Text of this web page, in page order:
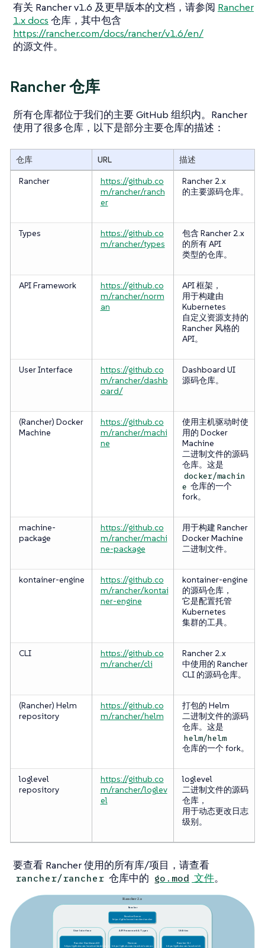
有关 Rancher v1.6 及更早版本的文档，请参阅 Rancher
1.x docs 仓库，其中包含
https://rancher.com/docs/rancher/v1.6/en/
的源文件。
Rancher 仓库
所有仓库都位于我们的主要 GitHub 组织内。Rancher
使用了很多仓库，以下是部分主要仓库的描述：
仓库 URL
描述
Rancher
https://github.co
m/rancher/ranch
er
Rancher 2.x
的主要源码仓库。
Types
https://github.co
m/rancher/types
包含 Rancher 2.x
的所有 API
类型的仓库。
API Framework
https://github.co
m/rancher/norm
an
API 框架，
用于构建由
Kubernetes
自定义资源支持的
Rancher 风格的
API。
User Interface
https://github.co
m/rancher/dashb
oard/
Dashboard UI
源码仓库。
(Rancher) Docker
Machine
https://github.co
m/rancher/machi
ne
使用主机驱动时使
用的 Docker
Machine
二进制文件的源码
仓库。这是
docker/machin
e 仓库的一个
fork。
machine-
package
https://github.co
m/rancher/machi
ne-package
用于构建 Rancher
Docker Machine
二进制文件。
kontainer-engine
https://github.co
m/rancher/kontai
ner-engine
kontainer-engine
的源码仓库，
它是配置托管
Kubernetes
集群的工具。
CLI
https://github.co
m/rancher/cli
Rancher 2.x
中使用的 Rancher
CLI 的源码仓库。
(Rancher) Helm
repository
https://github.co
m/rancher/helm
打包的 Helm
二进制文件的源码
仓库。这是
helm/helm
仓库的一个 fork。
loglevel
repository
https://github.co
m/rancher/loglev
el
loglevel
二进制文件的源码
仓库，
用于动态更改日志
级别。
要查看 Rancher 使用的所有库/项目，请查看
rancher/rancher 仓库中的 go.mod 文件。